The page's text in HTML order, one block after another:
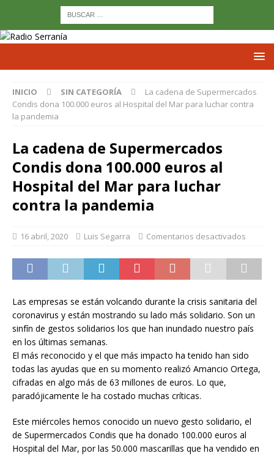
INICIO SIN CATEGORÍA
La cadena de Supermercados
Condis dona 100.000 euros al Hospital del Mar para luchar contra
la pandemia
La cadena de Supermercados
Condis dona 100.000 euros al
Hospital del Mar para luchar
contra la pandemia
16 abril, 2020 Luis Segarra Comentarios desactivados
Las empresas se están volcando durante la crisis sanitaria del
coronavirus y están mostrando su lado más solidario. Son un
sinfín de gestos solidarios los que han inundado nuestro país
en los últimas semanas.
El más reconocido y el que más impacto ha tenido han sido
todas las ayudas que en su momento realizó Amancio Ortega,
cifradas en algo más de 63 millones de euros. Lo que,
paradójicamente le ha costado muchas críticas.
Este miércoles hemos conocido un nuevo gesto solidario, el
de Supermercados Condis que ha donado 100.000 euros al
Hospital del Mar, por las 50.000 mascarillas que ha vendido en